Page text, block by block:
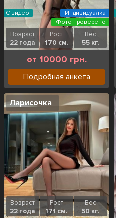
Возраст
22 года
Рост
170 см.
Вес
55 кг.
от 10000 грн.
Подробная анкета
С видео
Фото проверено
Индивидуалка
Ларисочка
Возраст
22 года
Рост
171 см.
Вес
50 кг.